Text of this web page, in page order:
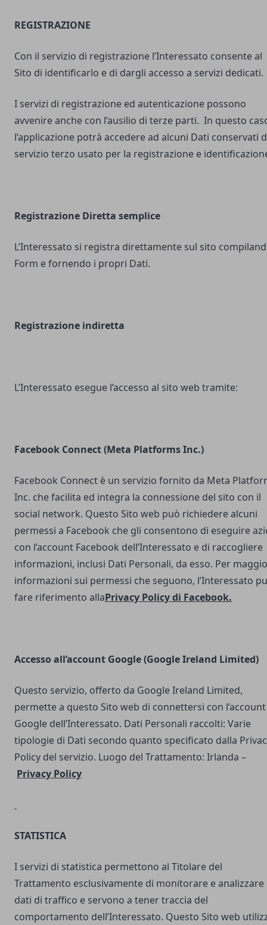
REGISTRAZIONE
Con il servizio di registrazione l’Interessato consente al
Sito di identificarlo e di dargli accesso a servizi dedicati.
I servizi di registrazione ed autenticazione possono
avvenire anche con l’ausilio di terze parti. In questo
l’applicazione potrà accedere ad alcuni Dati conservati
servizio terzo usato per la registrazione e
Registrazione Diretta semplice
L’Interessato si registra direttamente sul sito
Form e fornendo i propri Dati.
Registrazione indiretta
L’Interessato esegue l’accesso al sito web tramite:
Facebook Connect (Meta Platforms Inc.)
Facebook Connect è un servizio fornito da Meta
Inc. che facilita ed integra la connessione del sito con il
social network. Questo Sito web può richiedere alcuni
permessi a Facebook che gli consentono di eseguire
con l’account Facebook dell’Interessato e di raccogliere
informazioni, inclusi Dati Personali, da esso. Per
informazioni sui permessi che seguono, l’Interessato
fare riferimento allaPrivacy Policy di Facebook.
Accesso all’account Google (Google Ireland Limited)
Questo servizio, offerto da Google Ireland Limited,
permette a questo Sito web di connettersi con l’account
Google dell’Interessato. Dati Personali raccolti: Varie
tipologie di Dati secondo quanto specificato dalla
Policy del servizio. Luogo del Trattamento: Irlanda –
Privacy Policy
STATISTICA
I servizi di statistica permettono al Titolare del
Trattamento esclusivamente di monitorare e analizzare
dati di traffico e servono a tener traccia del
comportamento dell’Interessato. Questo Sito web